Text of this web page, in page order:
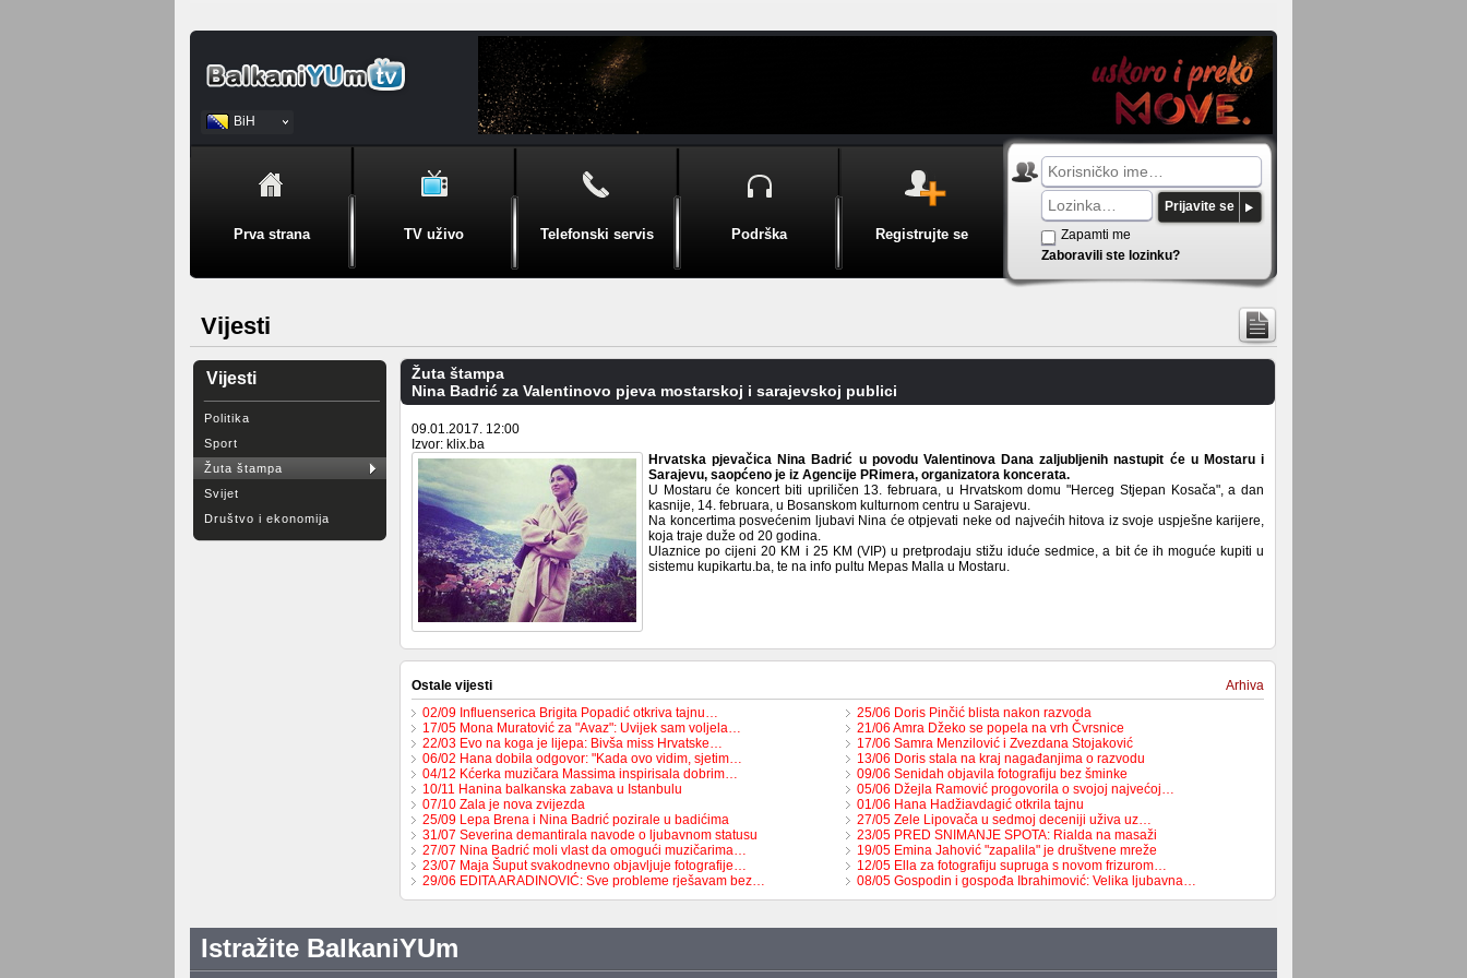
BiH
Srpski
Prva strana TV uživo Telefonski servis Podrška Registrujte se
Prijavite se
Zapamti me
Zaboravili ste lozinku?
Vijesti
Vijesti
Politika
Sport
Žuta štampa
Svijet
Društvo i ekonomija
Žuta štampa
Nina Badrić za Valentinovo pjeva mostarskoj i sarajevskoj publici
09.01.2017. 12:00
Izvor: klix.ba
Hrvatska pjevačica Nina Badrić u povodu Valentinova Dana zaljubljenih nastupit će u Mostaru i
Sarajevu, saopćeno je iz Agencije PRimera, organizatora koncerata.
U Mostaru će koncert biti upriličen 13. februara, u Hrvatskom domu "Herceg Stjepan Kosača", a dan
kasnije, 14. februara, u Bosanskom kulturnom centru u Sarajevu.
Na koncertima posvećenim ljubavi Nina će otpjevati neke od najvećih hitova iz svoje uspješne karijere,
koja traje duže od 20 godina.
Ulaznice po cijeni 20 KM i 25 KM (VIP) u pretprodaju stižu iduće sedmice, a bit će ih moguće kupiti u
sistemu kupikartu.ba, te na info pultu Mepas Malla u Mostaru.
Ostale vijesti
Arhiva
02/09 Influenserica Brigita Popadić otkriva tajnu…
17/05 Mona Muratović za "Avaz": Uvijek sam voljela…
22/03 Evo na koga je lijepa: Bivša miss Hrvatske…
06/02 Hana dobila odgovor: "Kada ovo vidim, sjetim…
04/12 Kćerka muzičara Massima inspirisala dobrim…
10/11 Hanina balkanska zabava u Istanbulu
07/10 Zala je nova zvijezda
25/09 Lepa Brena i Nina Badrić pozirale u badićima
31/07 Severina demantirala navode o ljubavnom statusu
27/07 Nina Badrić moli vlast da omogući muzičarima…
23/07 Maja Šuput svakodnevno objavljuje fotografije…
29/06 EDITA ARADINOVIĆ: Sve probleme rješavam bez…
25/06 Doris Pinčić blista nakon razvoda
21/06 Amra Džeko se popela na vrh Čvrsnice
17/06 Samra Menzilović i Zvezdana Stojaković
13/06 Doris stala na kraj nagađanjima o razvodu
09/06 Senidah objavila fotografiju bez šminke
05/06 Džejla Ramović progovorila o svojoj najvećoj…
01/06 Hana Hadžiavdagić otkrila tajnu
27/05 Zele Lipovača u sedmoj deceniji uživa uz…
23/05 PRED SNIMANJE SPOTA: Rialda na masaži
19/05 Emina Jahović "zapalila" je društvene mreže
12/05 Ella za fotografiju supruga s novom frizurom…
08/05 Gospodin i gospođa Ibrahimović: Velika ljubavna…
Istražite BalkaniYUm